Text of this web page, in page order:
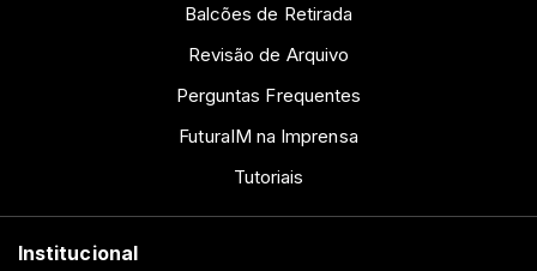
Balcões de Retirada
Revisão de Arquivo
Perguntas Frequentes
FuturaIM na Imprensa
Tutoriais
Institucional